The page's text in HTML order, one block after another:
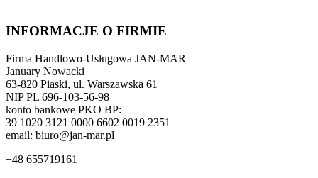
INFORMACJE O FIRMIE
Firma Handlowo-Usługowa JAN-MAR
January Nowacki
63-820 Piaski, ul. Warszawska 61
NIP PL 696-103-56-98
konto bankowe PKO BP:
39 1020 3121 0000 6602 0019 2351
email: biuro@jan-mar.pl
+48 655719161